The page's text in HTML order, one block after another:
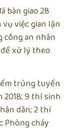
bàn giao 28
việc gian lận
an nhân
xử lý theo
trúng tuyển
2018; 9 thí sinh
dân; 2 thí
cháy